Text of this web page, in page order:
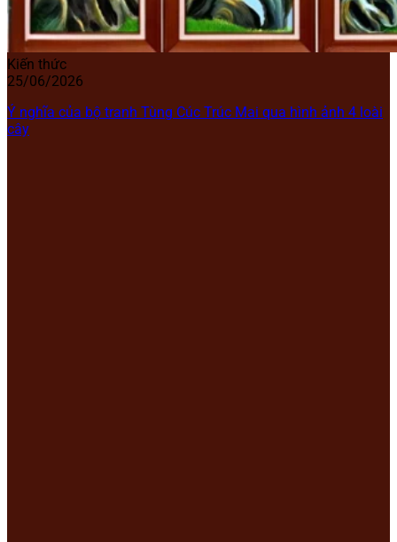
Kiến thức
25/06/2026
Ý nghĩa của bộ tranh Tùng Cúc Trúc Mai qua hình ảnh 4 loài
cây